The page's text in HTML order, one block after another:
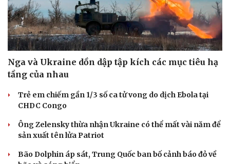
Nga và Ukraine dồn dập tập kích các mục tiêu hạ
tầng của nhau
Trẻ em chiếm gần 1/3 số ca tử vong do dịch Ebola tại
CHDC Congo
Ông Zelensky thừa nhận Ukraine có thể mất vài năm để
sản xuất tên lửa Patriot
Bão Dolphin áp sát, Trung Quốc ban bố cảnh báo đỏ về